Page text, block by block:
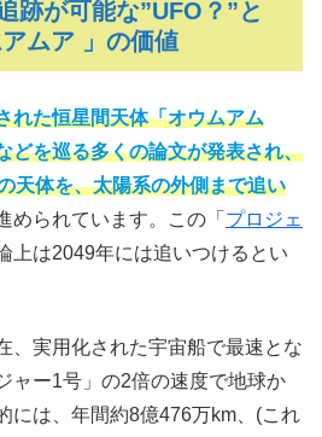
跡が可能な”UFO？”と
ムア 」の価値
れた恒星間天体「オウムアム
どを巡る多くの論文が発表され、
天体を、太陽系の外側まで追い
められています。この「 プロジェ
上は2049年には追いつけるとい
、実用化された宇宙船で最速とな
ャー1号」の2倍の速度で地球か
には、年間約8億476万km、(これ